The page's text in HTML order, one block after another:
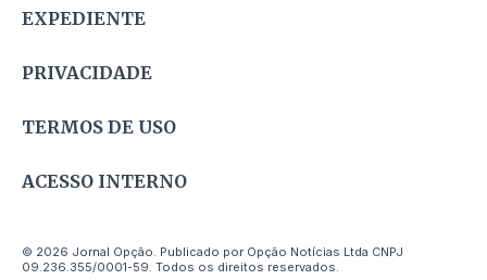
EXPEDIENTE
PRIVACIDADE
TERMOS DE USO
ACESSO INTERNO
© 2026 Jornal Opção. Publicado por Opção Notícias Ltda CNPJ
09.236.355/0001-59. Todos os direitos reservados.